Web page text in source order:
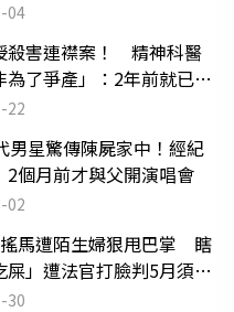
04
殺害連襟案！ 精神科醫
為了爭產」：2年前就已言
22
男星驚傳陳屍家中！經紀
個月前才與父開演唱會
02
馬遭陌生婦狠甩巴掌 瞎
屎」遭法官打臉判5月須入
30